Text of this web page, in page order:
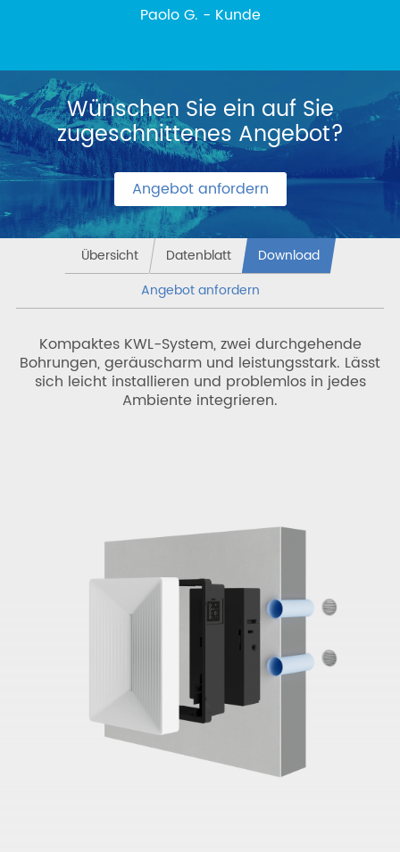
Paolo G. - Kunde
Wünschen Sie ein auf Sie
zugeschnittenes Angebot?
Angebot anfordern
Übersicht Datenblatt
Download
Angebot anfordern
Kompaktes KWL-System, zwei durchgehende
Bohrungen, geräuscharm und leistungsstark. Lässt
sich leicht installieren und problemlos in jedes
Ambiente integrieren.